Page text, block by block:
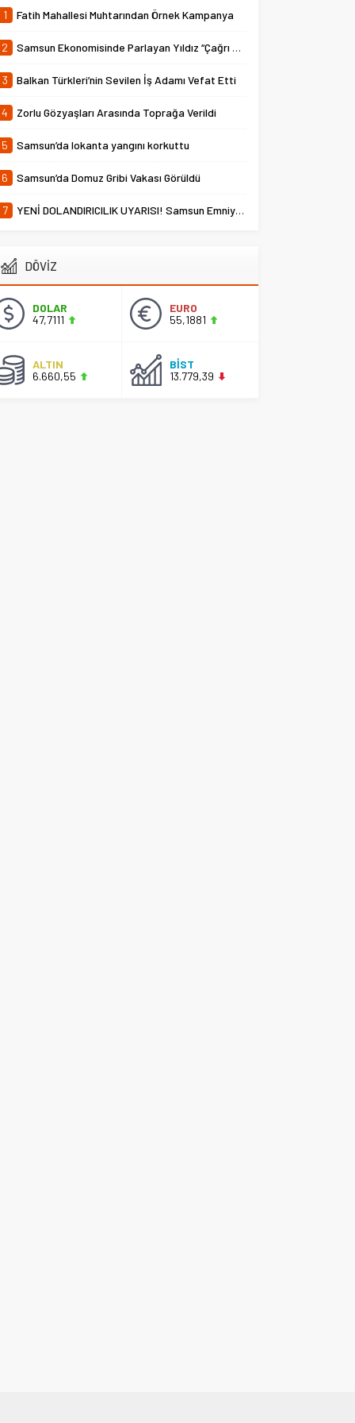
1 Fatih Mahallesi Muhtarından Örnek Kampanya
2 Samsun Ekonomisinde Parlayan Yıldız “Çağrı Temper”
3 Balkan Türkleri’nin Sevilen İş Adamı Vefat Etti
4 Zorlu Gözyaşları Arasında Toprağa Verildi
5 Samsun’da lokanta yangını korkuttu
6 Samsun’da Domuz Gribi Vakası Görüldü
7 YENİ DOLANDIRICILIK UYARISI! Samsun Emniyet Müdürlüğü Uyardı
DÖVİZ
DOLAR
47,7111
EURO
55,1881
ALTIN
6.660,55
BİST
13.779,39